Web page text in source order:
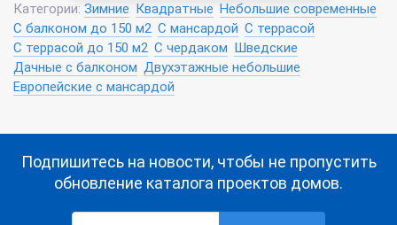
Категории: Зимние Квадратные Небольшие современные
С балконом до 150 м2 С мансардой С террасой
С террасой до 150 м2 С чердаком
Шведские
Дачные с балконом Двухэтажные небольшие
Европейские с мансардой
Подпишитесь на новости, чтобы не пропустить
обновление каталога проектов домов.